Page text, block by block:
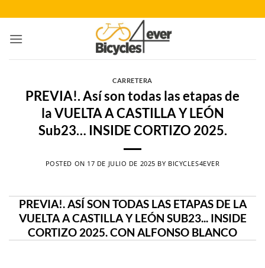
al
contenido
CARRETERA
PREVIA!. Así son todas las etapas de
la VUELTA A CASTILLA Y LEÓN
Sub23… INSIDE CORTIZO 2025.
POSTED ON 17 DE JULIO DE 2025 BY BICYCLES4EVER
PREVIA!. ASÍ SON TODAS LAS ETAPAS DE LA
VUELTA A CASTILLA Y LEÓN SUB23... INSIDE
CORTIZO 2025. CON ALFONSO BLANCO